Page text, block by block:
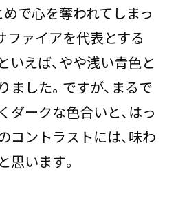
めで心を奪われてしまっ
ファイアを代表とする
いえば、やや浅い青色と
ました。ですが、まるで
ダークな色合いと、はっ
コントラストには、味わ
思います。